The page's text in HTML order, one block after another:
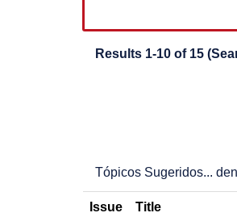
Results 1-10 of 15
Tópicos Sugeridos...
Issue
Title